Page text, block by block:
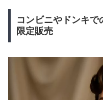
コンビニやドンキで
限定販売